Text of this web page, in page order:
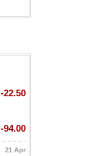
-22.50
-94.00
21 Apr